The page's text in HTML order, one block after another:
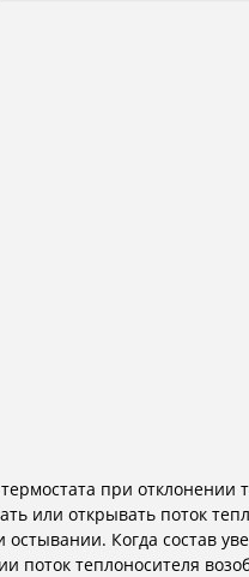
термостата при
или открывать поток
Когда состав
поток теплоносителя